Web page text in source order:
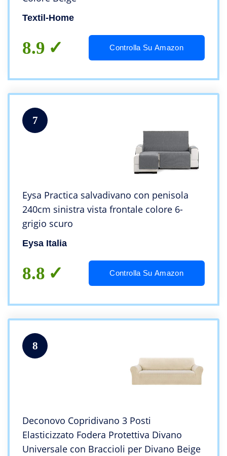
Textil-Home
8.9 Controlla Su Amazon
7
Eysa Practica salvadivano con penisola
240cm sinistra vista frontale colore 6-
grigio scuro
Eysa Italia
8.8 Controlla Su Amazon
8
Deconovo Copridivano 3 Posti
Elasticizzato Fodera Protettiva Divano
Universale con Braccioli per Divano Beige